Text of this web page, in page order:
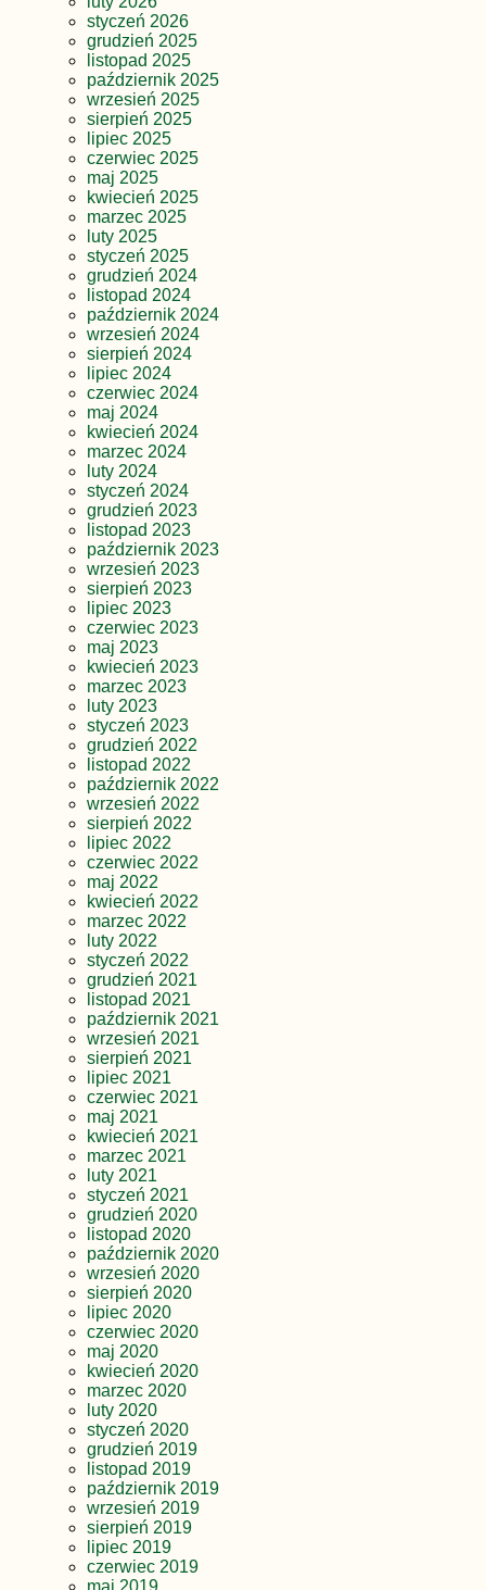
styczeń 2026
grudzień 2025
listopad 2025
październik 2025
wrzesień 2025
sierpień 2025
lipiec 2025
czerwiec 2025
maj 2025
kwiecień 2025
marzec 2025
luty 2025
styczeń 2025
grudzień 2024
listopad 2024
październik 2024
wrzesień 2024
sierpień 2024
lipiec 2024
czerwiec 2024
maj 2024
kwiecień 2024
marzec 2024
luty 2024
styczeń 2024
grudzień 2023
listopad 2023
październik 2023
wrzesień 2023
sierpień 2023
lipiec 2023
czerwiec 2023
maj 2023
kwiecień 2023
marzec 2023
luty 2023
styczeń 2023
grudzień 2022
listopad 2022
październik 2022
wrzesień 2022
sierpień 2022
lipiec 2022
czerwiec 2022
maj 2022
kwiecień 2022
marzec 2022
luty 2022
styczeń 2022
grudzień 2021
listopad 2021
październik 2021
wrzesień 2021
sierpień 2021
lipiec 2021
czerwiec 2021
maj 2021
kwiecień 2021
marzec 2021
luty 2021
styczeń 2021
grudzień 2020
listopad 2020
październik 2020
wrzesień 2020
sierpień 2020
lipiec 2020
czerwiec 2020
maj 2020
kwiecień 2020
marzec 2020
luty 2020
styczeń 2020
grudzień 2019
listopad 2019
październik 2019
wrzesień 2019
sierpień 2019
lipiec 2019
czerwiec 2019